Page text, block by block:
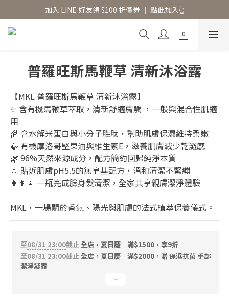
香氛水氧機、擴香香水原精  l 兩件85、三件79折
加入 LINE 好友領 $100 折價券 │ 點此加入👆
香氛水氧機、擴香香水原精  l 兩件85、三件79折
普羅旺斯馬鞭草 清新沐浴露
【MKL 普羅旺斯馬鞭草 清新沐浴露】
✨ 含有機馬鞭草萃取，清新舒適膚觸 ，一般與混合性肌適
用
🌾 含水解米蛋白與小分子胜肽，幫助肌膚保濕維持柔嫩
🍃 有機摩洛哥堅果油與維生素E，滋養肌膚減少乾澀感
🌿 96%天然來源成分，配方簡約回歸純淨本質
💧 貼近肌膚pH5.5的無皂基配方，溫和清潔不緊繃
👨‍👩‍👧 一瓶完成臉身髮清潔，全家共享親膚潔淨體驗
MKL，一場關於香氣、陽光與肌膚的法式植萃保養儀式。
至08/31 23:00截止全店，夏日慶｜滿$1500，享9折
至08/31 23:00截止全店，夏日慶｜滿$2000，贈 保濕抗菌 手部
潔淨凝露